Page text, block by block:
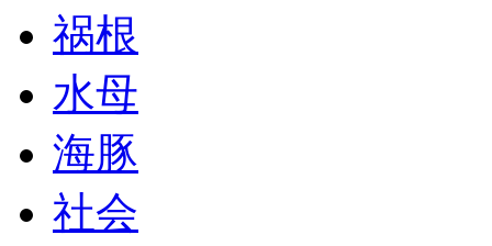
祸根
水母
海豚
社会